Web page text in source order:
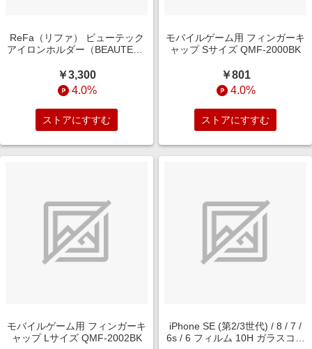
ReFa（リファ） ビューテック
アイロンホルダー（BEAUTECH
￥3,300
4.0%
ストアにすすむ
モバイルゲーム用 フィンガーキ
ャップ Sサイズ QMF-2000BK
￥801
4.0%
ストアにすすむ
モバイルゲーム用 フィンガーキ
ャップ Lサイズ QMF-2002BK
iPhone SE (第2/3世代) / 8 / 7 /
6s / 6 フィルム 10H ガラスコー